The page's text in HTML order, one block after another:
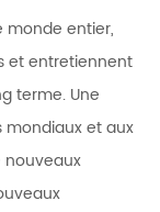
monde entier,
et entretiennent
terme. Une
et aux
nouveaux